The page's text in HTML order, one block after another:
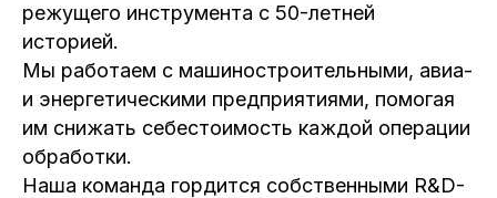
режущего инструмента с 50-летней
историей.
Мы работаем с машиностроительными, авиа-
и энергетическими предприятиями, помогая
им снижать себестоимость каждой операции
обработки.
Наша команда гордится собственными R&D-